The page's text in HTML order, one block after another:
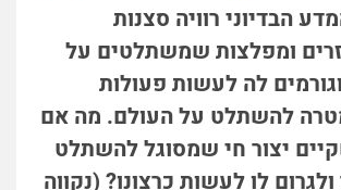
הבדיוני רוויה סצנות
ומפלצות שמשתלטים על
לה לעשות פעולות
להשתלט על העולם. מה אם
יצור חי שמסוגל להשתלט
לו לעשות כרצונו? (נקווה